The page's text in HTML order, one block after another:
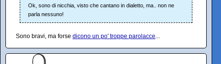
Ok, sono di nicchia, visto che cantano in dialetto, ma.. non ne
parla nessuno!
Sono bravi, ma forse dicono un po' troppe parolacce...